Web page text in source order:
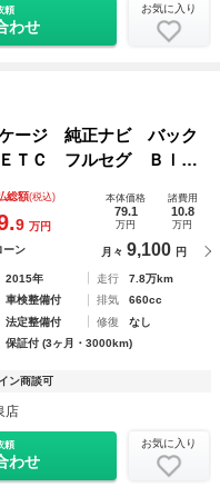
頼
わせ
お気に入り
ージ 純正ナビ バック
ＴＣ フルセグ Ｂｌｕ
ヘッド フォグライト
り防止 ＤＶＤ／ＣＤ
総額(税込)
9 万円
本体価格
79.1
万円
諸費用
10.8
万円
ーン 月々 9,100 円
2015年 走行
7.8万km
車検整備付 排気
660cc
法定整備付 修復
なし
保証付 (3ヶ月・3000km)
ン商談可
店
頼
わせ
お気に入り